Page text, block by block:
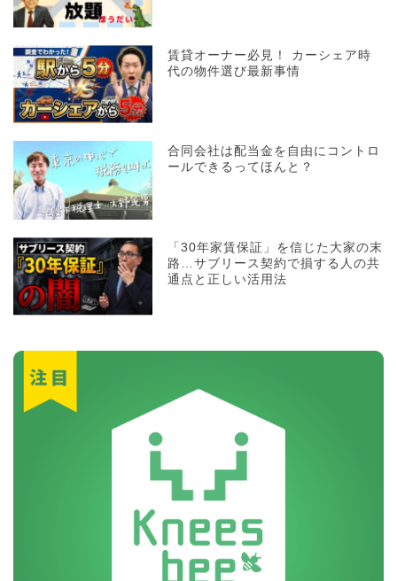
賃貸オーナー必見！ カーシェア時
代の物件選び最新事情
合同会社は配当金を自由にコントロ
ールできるってほんと？
「30年家賃保証」を信じた大家の末
路…サブリース契約で損する人の共
通点と正しい活用法